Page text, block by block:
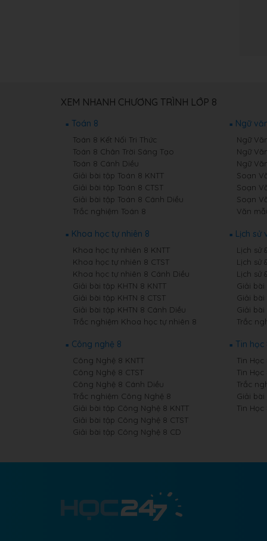
XEM NHANH CHƯƠNG TRÌNH LỚP 8
Toán 8
Toán 8 Kết Nối Tri Thức
Toán 8 Chân Trời Sáng Tạo
Toán 8 Cánh Diều
Giải bài tập Toán 8 KNTT
Giải bài tập Toán 8 CTST
Giải bài tập Toán 8 Cánh Diều
Trắc nghiệm Toán 8
Ngữ
Ngữ
Ngữ
Ngữ
Soạn
Soạn
Soạn
Văn
Khoa học tự nhiên 8
Khoa học tự nhiên 8 KNTT
Khoa học tự nhiên 8 CTST
Khoa học tự nhiên 8 Cánh Diều
Giải bài tập KHTN 8 KNTT
Giải bài tập KHTN 8 CTST
Giải bài tập KHTN 8 Cánh Diều
Trắc nghiệm Khoa học tự nhiên 8
Lịch sử
Lịch sử
Lịch sử
Lịch sử
Giải bài
Giải bài
Giải
Trắc
Công nghệ 8
Công Nghệ 8 KNTT
Công Nghệ 8 CTST
Công Nghệ 8 Cánh Diều
Trắc nghiệm Công Nghệ 8
Giải bài tập Công Nghệ 8 KNTT
Giải bài tập Công Nghệ 8 CTST
Giải bài tập Công Nghệ 8 CD
Tin học
Tin Học
Tin
Trắc
Giải bài
Tin Học